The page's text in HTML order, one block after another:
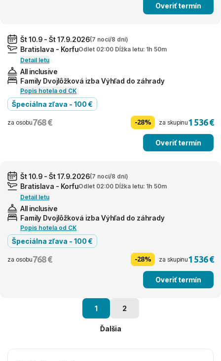
Overiť termín
Št 10.9 - Št 17.9.2026(7 nocí/8 dní)
Bratislava - KorfuOdlet 02:00 Dĺžka letu: 1h 50m
Detail letu
All inclusive
Family Dvojlôžková izba Výhľad do záhrady
Popis hotela od CK
Špeciálna zľava - 100 €
za osobu768 € -28% za skupinu1 536 €
Overiť termín
Št 10.9 - Št 17.9.2026(7 nocí/8 dní)
Bratislava - KorfuOdlet 02:00 Dĺžka letu: 1h 50m
Detail letu
All inclusive
Family Dvojlôžková izba Výhľad do záhrady
Popis hotela od CK
Špeciálna zľava - 100 €
za osobu768 € -28% za skupinu1 536 €
Overiť termín
1 2
Ďalšia